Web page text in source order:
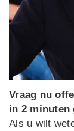
Vraag nu
in 2 minuten
Als u wilt